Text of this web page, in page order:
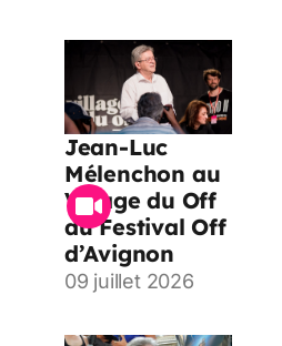
Jean-Luc
Mélenchon au
Village du Off
du Festival Off
d’Avignon
09 juillet 2026